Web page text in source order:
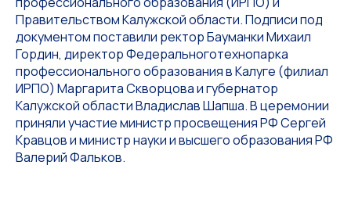
Правительством Калужской области. Подписи под
документом поставили ректор Бауманки Михаил
Гордин, директор Федеральноготехнопарка
профессионального образования в Калуге (филиал
ИРПО) Маргарита Скворцова и губернатор
Калужской области Владислав Шапша. В церемонии
приняли участие министр просвещения РФ Сергей
Кравцов и министр науки и высшего образования РФ
Валерий Фальков.